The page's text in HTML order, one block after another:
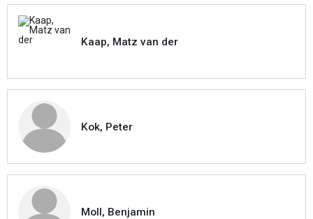
Kaap, Matz van der
Kok, Peter
Moll, Benjamin